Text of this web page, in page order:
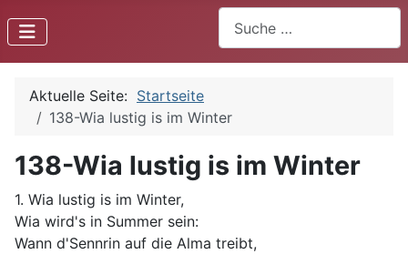
Aktuelle Seite: Startseite
138-Wia lustig is im Winter
138-Wia lustig is im Winter
1. Wia lustig is im Winter,
Wia wird's in Summer sein:
Wann d'Sennrin auf die Alma treibt,